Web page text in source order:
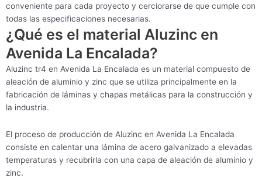
conveniente para cada proyecto y cerciorarse de que cumple con
todas las especificaciones necesarias.
¿Qué es el material Aluzinc en
Avenida La Encalada?
Aluzinc tr4 en Avenida La Encalada es un material compuesto de
aleación de aluminio y zinc que se utiliza principalmente en la
fabricación de láminas y chapas metálicas para la construcción y
la industria.
El proceso de producción de Aluzinc en Avenida La Encalada
consiste en calentar una lámina de acero galvanizado a elevadas
temperaturas y recubrirla con una capa de aleación de aluminio y
zinc.